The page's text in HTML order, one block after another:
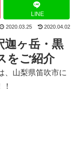
LINE
2020.03.25 2020.04.02
迦ヶ岳・黒
をご紹介
山梨県笛吹市に
！